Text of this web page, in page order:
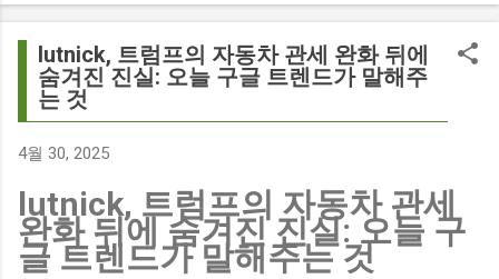
다음과 같습니다. The 9 players set to miss Southampton v
Birmingham City ft £7m striker Damion Downs : 사우스햄튼과
버밍엄 시티 경기에서 총 9명의 선수가 결장할 예정이며, 특히
700만 파운드 스트라이커 데미언 다운스의 결장은 사우스햄튼
에게 큰 타격이 될 것으로 보입니다. Southampton vs
Match : 경기 당일 실시간 스코어 업데이트를 제공하는 뉴스로,
팬들의 높은 관심도를 반영합니다. Chris Davies: Birmingham
City boss says his side have to try to "be themselves" away
lutnick, 트럼프의 자동차 관세 완화 뒤에
숨겨진 진실: 오늘 구글 트렌드가 말해주
는 것
4월 30, 2025
lutnick, 트럼프의 자동차 관세
완화 뒤에 숨겨진 진실: 오늘 구
글 트렌드가 말해주는 것